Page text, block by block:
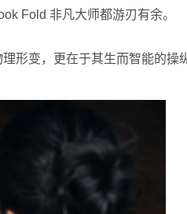
Fold 非凡大师都游刃有余。
变，更在于其生而智能的操